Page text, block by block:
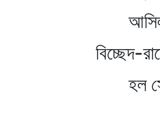
আসিল
বিচ্ছেদ-
হল সে